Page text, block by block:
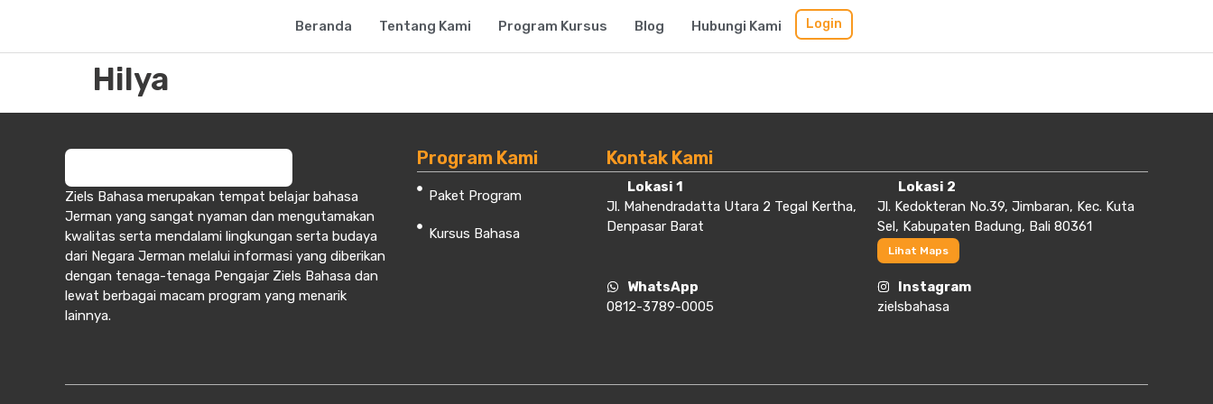
Beranda Tentang Kami Program Kursus Blog Hubungi Kami Login
Hilya
Ziels Bahasa merupakan tempat belajar bahasa
Jerman yang sangat nyaman dan mengutamakan
kwalitas serta mendalami lingkungan serta budaya
dari Negara Jerman melalui informasi yang diberikan
dengan tenaga-tenaga Pengajar Ziels Bahasa dan
lewat berbagai macam program yang menarik
lainnya.
Program Kami
Paket Program
Kursus Bahasa
Kontak Kami
Lokasi 1
Jl. Mahendradatta Utara 2 Tegal Kertha,
Denpasar Barat
Lokasi 2
Jl. Kedokteran No.39, Jimbaran, Kec. Kuta
Sel, Kabupaten Badung, Bali 80361
Lihat Maps
WhatsApp
0812-3789-0005
Instagram
zielsbahasa